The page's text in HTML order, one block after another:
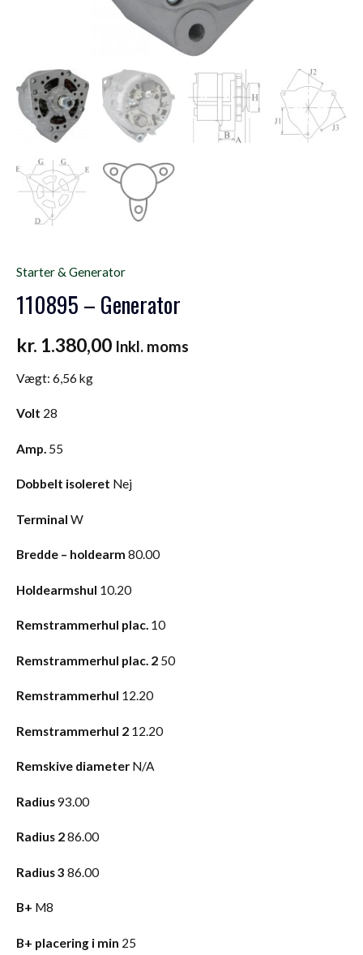
Starter & Generator
110895 – Generator
kr. 1.380,00 Inkl. moms
Vægt: 6,56 kg
Volt 28
Amp. 55
Dobbelt isoleret Nej
Terminal W
Bredde – holdearm 80.00
Holdearmshul 10.20
Remstrammerhul plac. 10
Remstrammerhul plac. 2 50
Remstrammerhul 12.20
Remstrammerhul 2 12.20
Remskive diameter N/A
Radius93.00
Radius 286.00
Radius 3 86.00
B+ M8
B+ placering i min 25